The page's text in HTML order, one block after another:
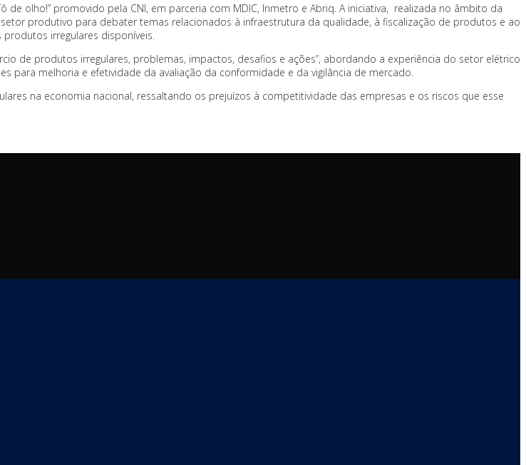
olho!” promovido pela CNI, em parceria com MDIC, Inmetro e Abriq. A iniciativa, realizada no âmbito da
produtivo para debater temas relacionados à infraestrutura da qualidade, à fiscalização de produtos e ao
irregulares disponíveis.
de produtos irregulares, problemas, impactos, desafios e ações”, abordando a experiência do setor elétrico
para melhoria e efetividade da avaliação da conformidade e da vigilância de mercado.
na economia nacional, ressaltando os prejuízos à competitividade das empresas e os riscos que esse